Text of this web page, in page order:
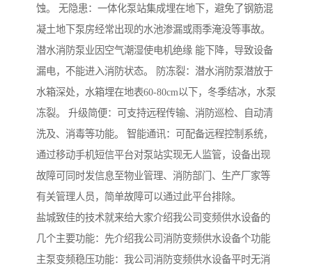
蚀。 无隐患：一体化泵站集成埋在地下，避免了钢筋混
凝土地下泵房经常出现的水池渗漏或雨季淹没等事故。
潜水消防泵业因空气潮湿使电机绝缘 能下降，导致设备
漏电，不能进入消防状态。 防冻裂：潜水消防泵潜放于
水箱深处，水箱埋在地表60-80cm以下，冬季结冰，水泵
冻裂。 升级简便：可支持远程传输、消防巡检、自动清
洗及、消毒等功能。 智能通讯：可配备远程控制系统，
通过移动手机短信平台对泵站实现无人监管，设备出现
故障可同时发信息至物业管理、消防部门、生产厂家等
有关管理人员，简单故障可以通过此平台排除。
盐城致佳的技术就来给大家介绍我公司变频供水设备的
几个主要功能：先介绍我公司消防变频供水设备个功能
主泵变频稳压功能：我公司消防变频供水设备平时无消